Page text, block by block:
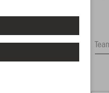
Einzelauftrag